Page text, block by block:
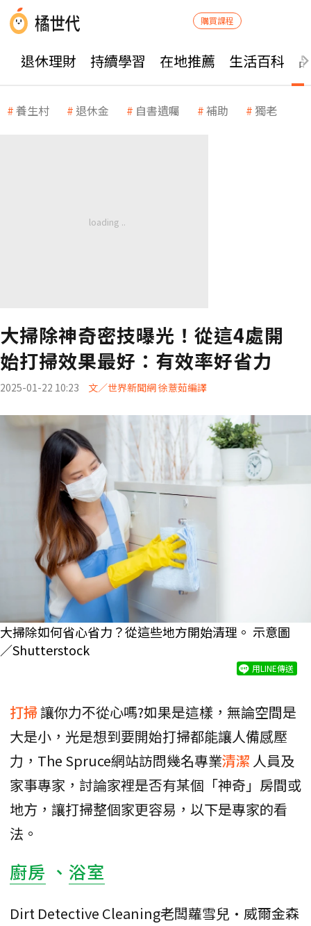
購買課程
退休理財 持續學習 在地推薦 生活百科
養生村 退休金 自書遺囑 補助 獨老
大掃除神奇密技曝光！從這4處開
始打掃效果最好：有效率好省力
2025-01-22 10:23 文／世界新聞網 徐薏茹編譯
大掃除如何省心省力？從這些地方開始清理。 示意圖
／Shutterstock
用LINE傳送
打掃讓你力不從心嗎?如果是這樣，無論空間是
大是小，光是想到要開始打掃都能讓人備感壓
力，The Spruce網站訪問幾名專業清潔 人員及
家事專家，討論家裡是否有某個「神奇」房間或
地方，讓打掃整個家更容易，以下是專家的看
法。
廚房 、 浴室
Dirt Detective Cleaning老闆蘿雪兒·威爾金森